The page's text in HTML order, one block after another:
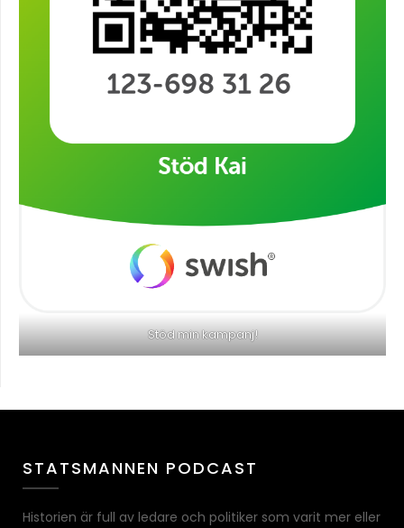
Stöd min kampanj!
STATSMANNEN PODCAST
Historien är full av ledare och politiker som varit mer eller